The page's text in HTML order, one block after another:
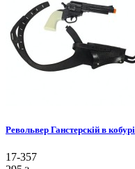
Револьвер Ганстерскій в кобурі
17-357